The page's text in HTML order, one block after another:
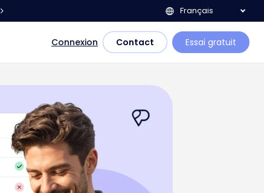
Français
Connexion Contact Essai gratuit